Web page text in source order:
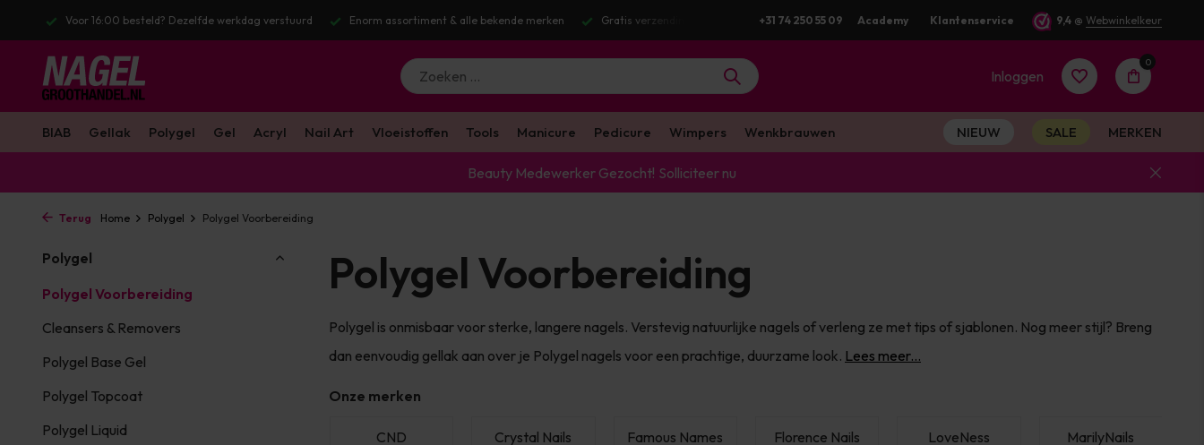
Enorm assortiment & alle bekende merken Gratis verzending v.a. €100 excl. BTW Voor 16:00 besteld? Dezelfde werkdag verstuurd+31 74 250 55 09 Academy Klantenservice 9,4 @ Webwinkelkeur
Inloggen
aanmaken
0
BIAB Gellak Polygel Gel Acryl Nail Art Vloeistoffen Tools Manicure Pedicure Wimpers Wenkbrauwen NIEUW SALE MERKEN
Beauty Medewerker Gezocht! Solliciteer nu
Terug Home Polygel Polygel Voorbereiding
Polygel
Polygel Voorbereiding
Cleansers & Removers
Polygel Base Gel
Polygel Topcoat
Polygel Liquid
Polygel Voorbereiding
Polygel is onmisbaar voor sterke, langere nagels. Verstevig natuurlijke nagels of verleng ze met tips of sjablonen. Nog meer stijl? Breng
dan eenvoudig gellak aan over je Polygel nagels voor een prachtige, duurzame look. Lees meer...
Onze merken
PBP CND Crystal Nails Famous Names Florence Nails LoveNess MarilyNails